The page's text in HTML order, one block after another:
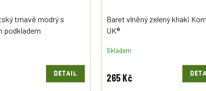
tmavě modrý s
podkladem
DETAIL
Baret vlněný zelený khaki
UK®
Skladem
265 Kč